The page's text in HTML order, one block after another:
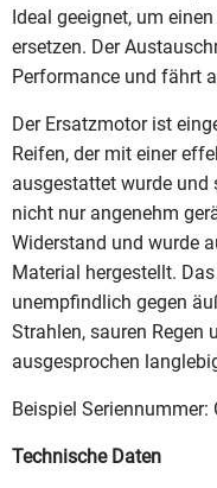
Ideal geeignet, um
ersetzen. Der
Performance und fährt
Der Ersatzmotor ist
Reifen, der mit einer
ausgestattet wurde und
nicht nur angenehm
Widerstand und wurde
Material hergestellt.
unempfindlich gegen
Strahlen, sauren Regen
ausgesprochen
Beispiel
Technische Daten